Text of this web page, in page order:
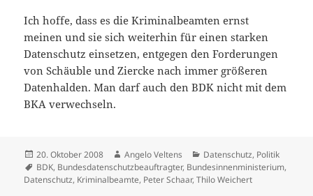
Ich hoffe, dass es die Kriminalbeamten ernst
meinen und sie sich weiterhin für einen starken
Datenschutz einsetzen, entgegen den Forderungen
von Schäuble und Ziercke nach immer größeren
Datenhalden. Man darf auch den BDK nicht mit dem
BKA verwechseln.
Veröffentlicht
am
20. Oktober 2008 Autor
Angelo Veltens Kategorien
Datenschutz, Politik
Schlagwörter
BDK, Bundesdatenschutzbeauftragter, Bundesinnenministerium,
Datenschutz, Kriminalbeamte, Peter Schaar,Thilo Weichert